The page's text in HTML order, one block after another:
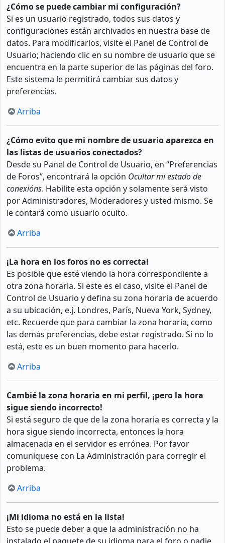
¿Cómo se puede cambiar mi configuración?
Si es un usuario registrado, todos sus datos y
configuraciones están archivados en nuestra base de
datos. Para modificarlos, visite el Panel de Control de
Usuario; haciendo clic en su nombre de usuario que se
encuentra en la parte superior de las páginas del foro.
Este sistema le permitirá cambiar sus datos y
preferencias.
Arriba
¿Cómo evito que mi nombre de usuario aparezca en
las listas de usuarios conectados?
Desde su Panel de Control de Usuario, en “Preferencias
de Foros”, encontrará la opción Ocultar mi estado de
conexións. Habilite esta opción y solamente será visto
por Administradores, Moderadores y usted mismo. Se
le contará como usuario oculto.
Arriba
¡La hora en los foros no es correcta!
Es posible que esté viendo la hora correspondiente a
otra zona horaria. Si este es el caso, visite el Panel de
Control de Usuario y defina su zona horaria de acuerdo
a su ubicación, e.j. Londres, París, Nueva York, Sydney,
etc. Recuerde que para cambiar la zona horaria, como
las demás preferencias, debe estar registrado. Si no lo
está, este es un buen momento para hacerlo.
Arriba
Cambié la zona horaria en mi perfil, ¡pero la hora
sigue siendo incorrecto!
Si está seguro de que de la zona horaria es correcta y la
hora sigue siendo incorrecta, entonces la hora
almacenada en el servidor es errónea. Por favor
comuníquese con La Administración para corregir el
problema.
Arriba
¡Mi idioma no está en la lista!
Esto se puede deber a que la administración no ha